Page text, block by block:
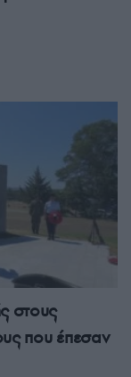
στους
που έπεσαν